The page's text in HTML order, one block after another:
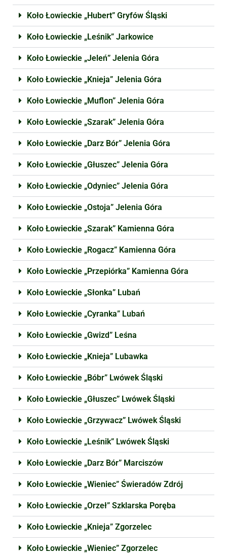
Koło Łowieckie „Hubert” Gryfów Śląski
Koło Łowieckie „Leśnik” Jarkowice
Koło Łowieckie „Jeleń” Jelenia Góra
Koło Łowieckie „Knieja” Jelenia Góra
Koło Łowieckie „Muflon” Jelenia Góra
Koło Łowieckie „Szarak” Jelenia Góra
Koło Łowieckie „Darz Bór” Jelenia Góra
Koło Łowieckie „Głuszec” Jelenia Góra
Koło Łowieckie „Odyniec” Jelenia Góra
Koło Łowieckie „Ostoja” Jelenia Góra
Koło Łowieckie „Szarak” Kamienna Góra
Koło Łowieckie „Rogacz” Kamienna Góra
Koło Łowieckie „Przepiórka” Kamienna Góra
Koło Łowieckie „Słonka” Lubań
Koło Łowieckie „Cyranka” Lubań
Koło Łowieckie „Gwizd” Leśna
Koło Łowieckie „Knieja” Lubawka
Koło Łowieckie „Bóbr” Lwówek Śląski
Koło Łowieckie „Głuszec” Lwówek Śląski
Koło Łowieckie „Grzywacz” Lwówek Śląski
Koło Łowieckie „Leśnik” Lwówek Śląski
Koło Łowieckie „Darz Bór” Marciszów
Koło Łowieckie „Wieniec” Świeradów Zdrój
Koło Łowieckie „Orzeł” Szklarska Poręba
Koło Łowieckie „Knieja” Zgorzelec
Koło Łowieckie „Wieniec” Zgorzelec